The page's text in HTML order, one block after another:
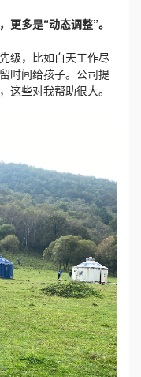
更多是“动态调整”。
级，比如白天工作尽
时间给孩子。公司提
，这些对我帮助很大。